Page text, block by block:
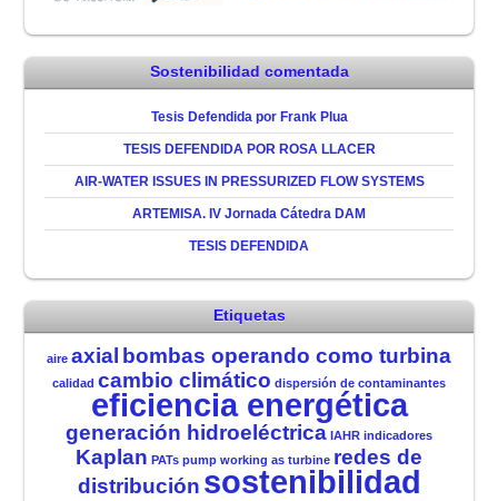
Sostenibilidad comentada
Tesis Defendida por Frank Plua
TESIS DEFENDIDA POR ROSA LLACER
AIR-WATER ISSUES IN PRESSURIZED FLOW SYSTEMS
ARTEMISA. IV Jornada Cátedra DAM
TESIS DEFENDIDA
Etiquetas
aire axial bombas operando como turbina
calidad cambio climático dispersión de contaminantes
eficiencia energética
generación hidroeléctrica IAHR indicadores
Kaplan PATs pump working as turbine redes de
distribución sostenibilidad